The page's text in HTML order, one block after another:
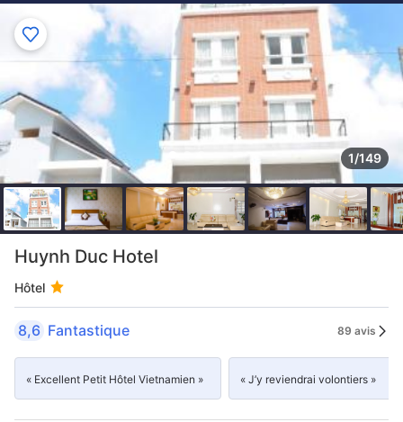
1/149
Huynh Duc Hotel
Hôtel
8,6 Fantastique 89 avis
« Excellent Petit Hôtel Vietnamien » « J’y reviendrai volontiers »